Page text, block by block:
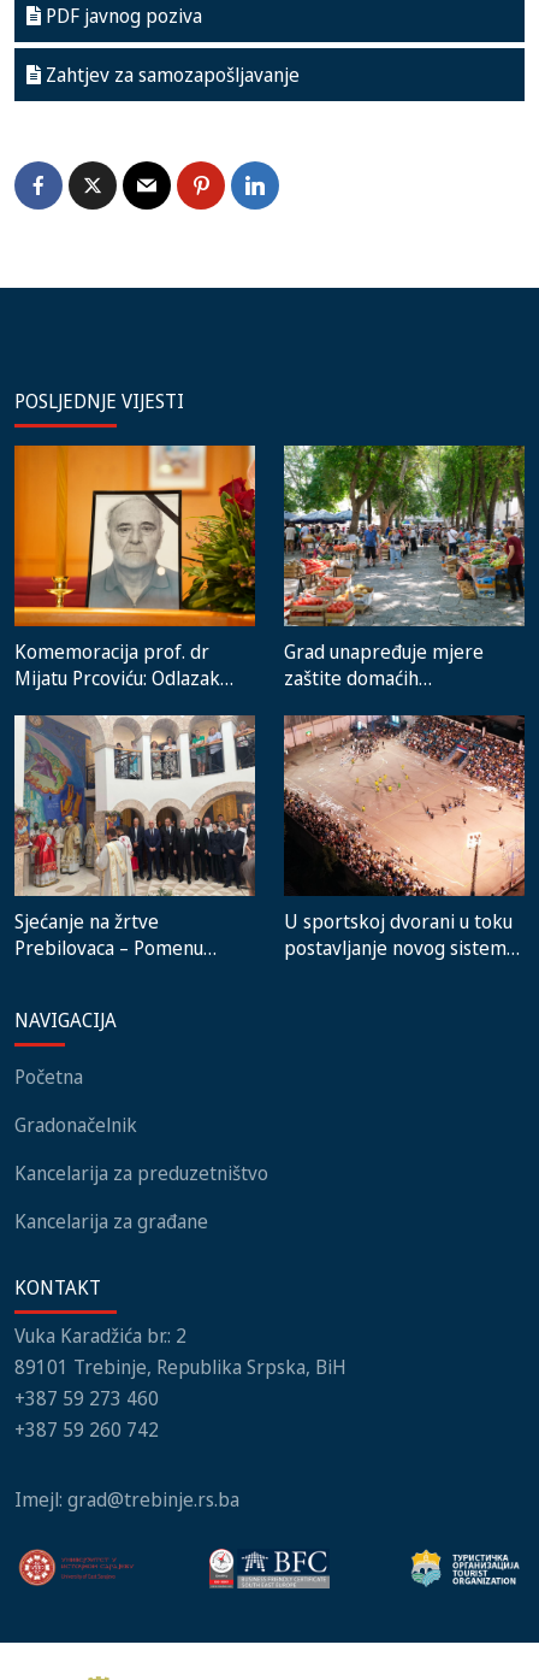
PDF javnog poziva
Zahtjev za samozapošljavanje
POSLJEDNJE VIJESTI
Komemoracija prof. dr
Mijatu Prcoviću: Odlazak
koji je Trebinje nosio u srcu
Grad unapređuje mjere
zaštite domaćih
pijace
Sjećanje na žrtve
Prebilovaca – Pomenu
zajednica i građani
U sportskoj dvorani u toku
postavljanje novog sistema
NAVIGACIJA
Početna
Gradonačelnik
Kancelarija za preduzetništvo
Kancelarija za građane
KONTAKT
Vuka Karadžića br.: 2
89101 Trebinje, Republika Srpska, BiH
+387 59 273 460
+387 59 260 742
Imejl: grad@trebinje.rs.ba